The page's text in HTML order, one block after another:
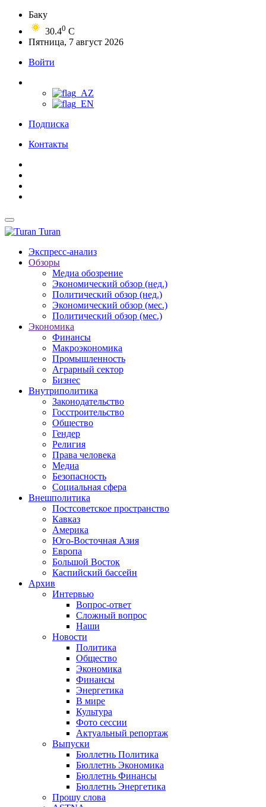
Баку
30.40 C
Пятница, 7 август 2026
Войти
Подписка
Контакты
Turan
Экспресс-анализ
Обзоры
Медиа обозрение
Экономический обзор (нед.)
Политический обзор (нед.)
Экономический обзор (мес.)
Политический обзор (мес.)
Экономика
Финансы
Макроэкономика
Промышленность
Аграрный сектор
Бизнес
Внутриполитика
Законодательство
Госстроительство
Общество
Гендер
Религия
Права человека
Медиа
Безопасность
Социальная сфера
Внешполитика
Постсоветское пространство
Кавказ
Америка
Юго-Восточная Азия
Европа
Большой Восток
Каспийский бассейн
Архив
Интервью
Вопрос-ответ
Сложный вопрос
Наши
Новости
Политика
Общество
Экономика
Финансы
Энергетика
В мире
Культура
Фото сессии
Актуальный репортаж
Выпуски
Бюллетнь Политика
Бюллетнь Экономика
Бюллетнь Финансы
Бюллетнь Энергетика
Прошу слова